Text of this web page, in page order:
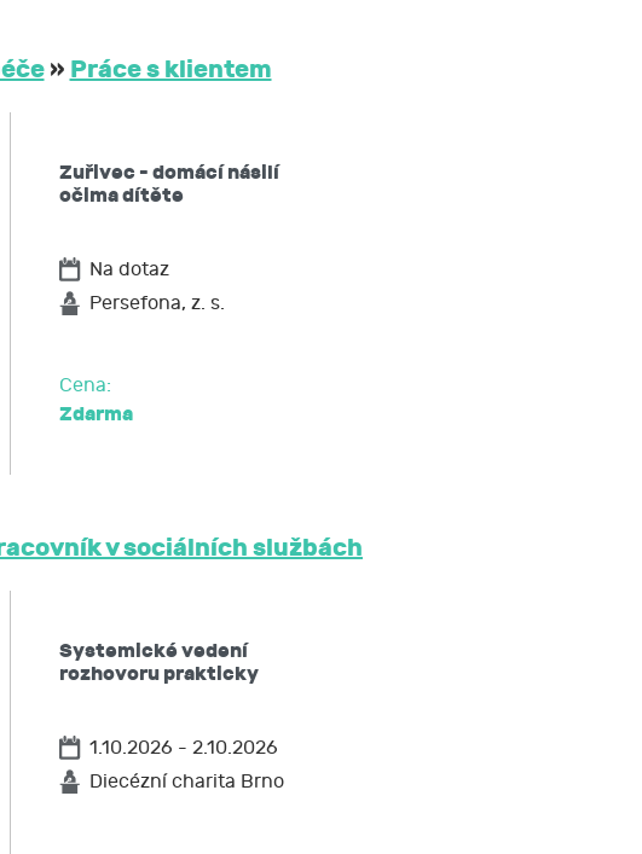
» Práce s klientem
Zuřivec - domácí násilí
očima dítěte
Na dotaz
Persefona, z. s.
Cena:
Zdarma
v sociálních službách
Systemické vedení
rozhovoru prakticky
1.10.2026 - 2.10.2026
Diecézní charita Brno